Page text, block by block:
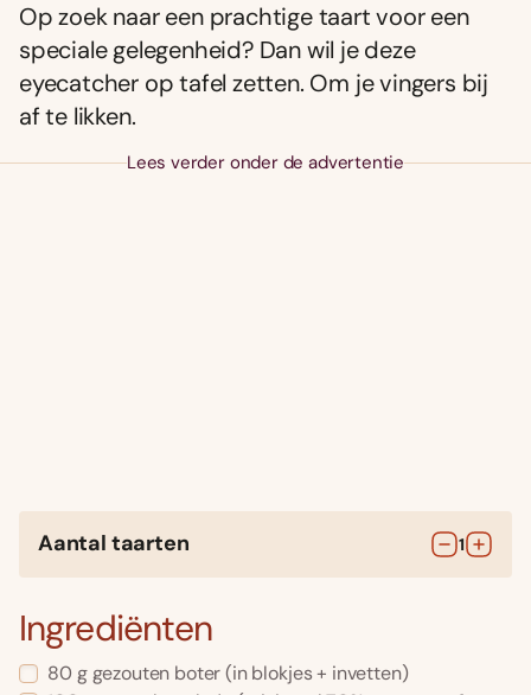
Op zoek naar een prachtige taart voor een
speciale gelegenheid? Dan wil je deze
eyecatcher op tafel zetten. Om je vingers bij
af te likken.
Lees verder onder de advertentie
Aantal taarten 1
Ingrediënten
80 g gezouten boter(in blokjes + invetten)